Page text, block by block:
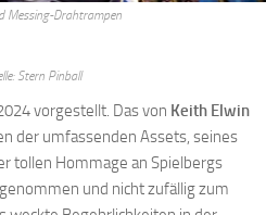
Messing-Drahtrampen
Stern Pinball
vorgestellt. Das von Keith Elwin
der umfassenden Assets, seines
tollen Hommage an Spielbergs
und nicht zufällig zum